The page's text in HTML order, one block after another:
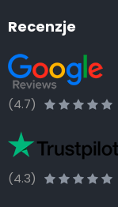
Recenzje
(4.7)
(4.3)